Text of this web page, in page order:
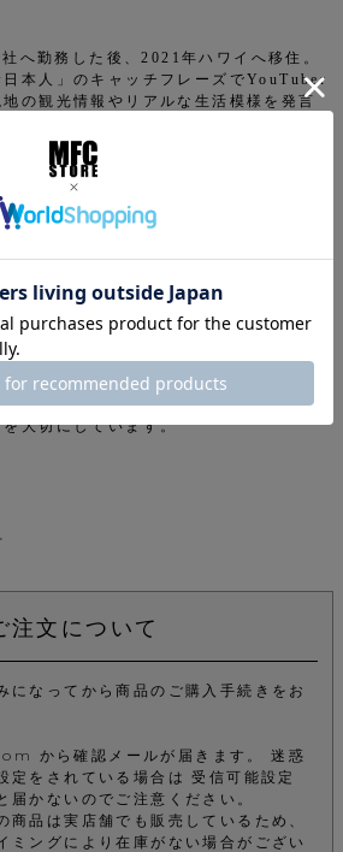
へ勤務した後、2021年ハワイへ移住。
本人」のキャッチフレーズでYouTuber
の観光情報やリアルな生活模様を発言
@chance.u-world
kensukes.jp/
moe＝願いが叶う」というハワイ語に由
クセサリーブランド。
レーションを受け、天然石や素材本来の
がら、ひとつひとつ丁寧に制作していま
身につける人の魅力を引き出し、日常に
大切にしています。
注文について
になってから商品のご購入手続きをお
から確認メールが届きます。 迷惑
定をされている場合は 受信可能設定
届かないのでご注意ください。
商品は実店舗でも販売しているため、
ミングにより在庫がない場合がござい